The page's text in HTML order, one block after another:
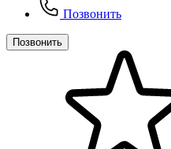
Позвонить
Позвонить